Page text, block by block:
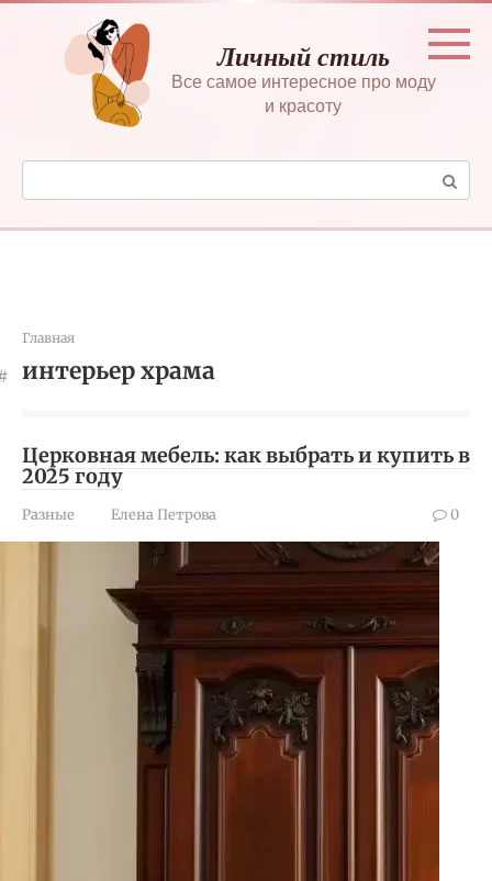
Перейти
контенту
Личный стиль
Все самое интересное про моду
и красоту
Поиск:
Главная
интерьер храма
Церковная мебель: как выбрать и купить в
2025 году
Разные Елена Петрова 0